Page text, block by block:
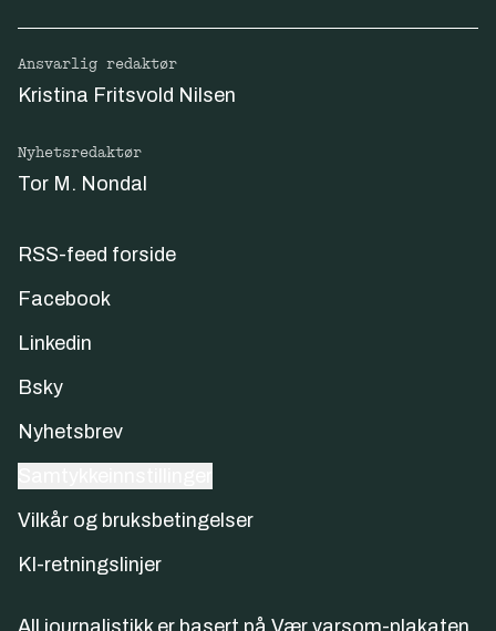
Ansvarlig redaktør
Kristina Fritsvold Nilsen
Nyhetsredaktør
Tor M. Nondal
RSS-feed forside
Facebook
Linkedin
Bsky
Nyhetsbrev
Vilkår og bruksbetingelser
KI-retningslinjer
All journalistikk er basert på Vær varsom-plakaten